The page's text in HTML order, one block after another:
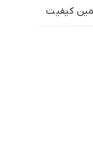
کیفیت